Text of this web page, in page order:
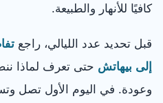
كافيًا للأنهار والطبيعة.
قبل تحديد عدد الليالي، راجع
إلى بيهاتش حتى تعرف لماذا
وعودة. في اليوم الأول تصل